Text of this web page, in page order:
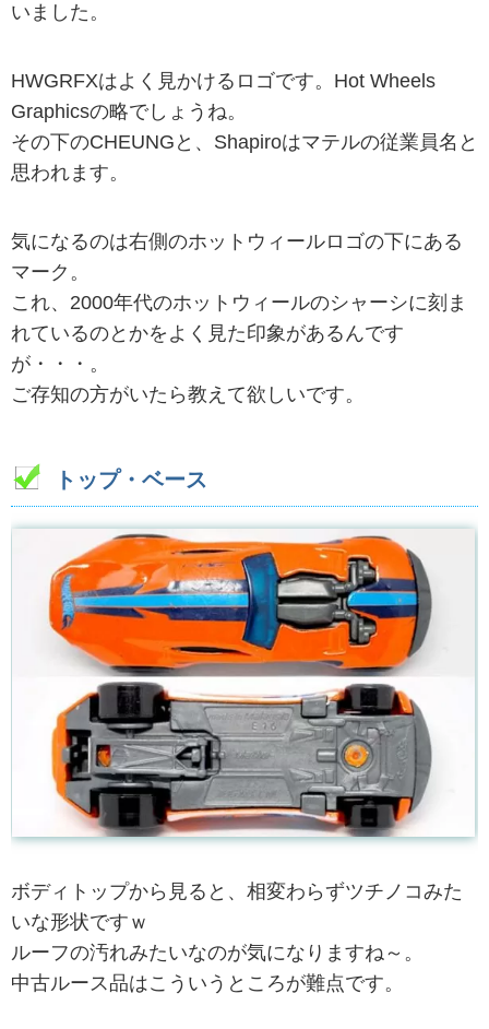
いました。
HWGRFXはよく見かけるロゴです。Hot Wheels
Graphicsの略でしょうね。
その下のCHEUNGと、Shapiroはマテルの従業員名と
思われます。
気になるのは右側のホットウィールロゴの下にある
マーク。
これ、2000年代のホットウィールのシャーシに刻ま
れているのとかをよく見た印象があるんです
が・・・。
ご存知の方がいたら教えて欲しいです。
トップ・ベース
ボディトップから見ると、相変わらずツチノコみた
いな形状ですｗ
ルーフの汚れみたいなのが気になりますね～。
中古ルース品はこういうところが難点です。